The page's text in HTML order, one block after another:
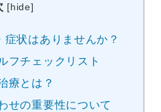
[hide]
症状はありませんか？
フチェックリスト
療とは？
せの重要性について